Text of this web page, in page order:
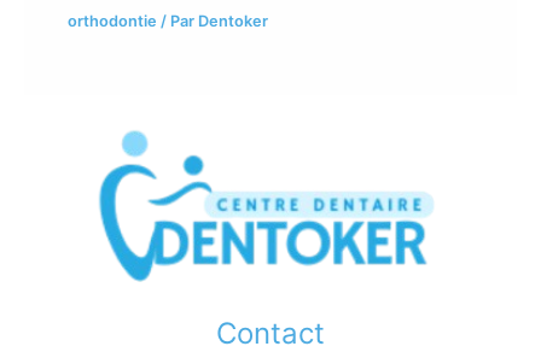
orthodontie / Par Dentoker
Contact